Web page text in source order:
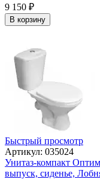
9 150 ₽
В корзину
Быстрый просмотр
Артикул: 035024
Унитаз-компакт
выпуск, сиденье,